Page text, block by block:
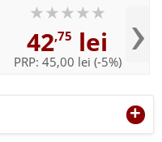
+
42,75 lei
PRP: 45,00 lei (-5%) ›